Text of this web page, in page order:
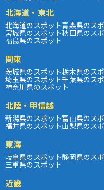
北海道・東北
北海道のスポット青森県のス
宮城県のスポット秋田県のス
福島県のスポット
関東
茨城県のスポット栃木県のス
埼玉県のスポット千葉県のス
神奈川県のスポット
北陸・甲信越
新潟県のスポット富山県のス
福井県のスポット山梨県のス
東海
岐阜県のスポット静岡県のス
三重県のスポット
近畿